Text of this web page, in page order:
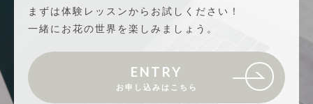
まずは体験レッスンからお試しください！
一緒にお花の世界を楽しみましょう。
ENTRY
お申し込みはこちら